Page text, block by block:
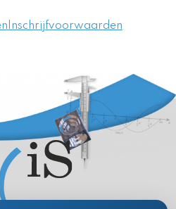
Inschrijfvoorwaarden